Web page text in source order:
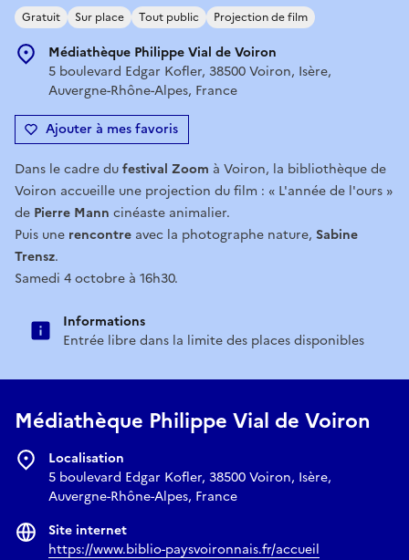
Gratuit Sur place Tout public Projection de film
Médiathèque Philippe Vial de Voiron
5 boulevard Edgar Kofler, 38500 Voiron, Isère,
Auvergne-Rhône-Alpes, France
Ajouter à mes favoris
Dans le cadre dufestival Zoom à Voiron, la bibliothèque de
Voiron accueille une projection du film : « L'année de l'ours »
de Pierre Mann cinéaste animalier.
Puis une rencontre avec la photographe nature, Sabine
Trensz.
Samedi 4 octobre à 16h30.
Informations
Entrée libre dans la limite des places disponibles
Médiathèque Philippe Vial de Voiron
Localisation
5 boulevard Edgar Kofler, 38500 Voiron, Isère,
Auvergne-Rhône-Alpes, France
Site internet
https://www.biblio-paysvoironnais.fr/accueil